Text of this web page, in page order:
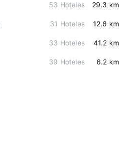
53 Hoteles 29.3 km
31 Hoteles 12.6 km
33 Hoteles 41.2 km
39 Hoteles 6.2 km